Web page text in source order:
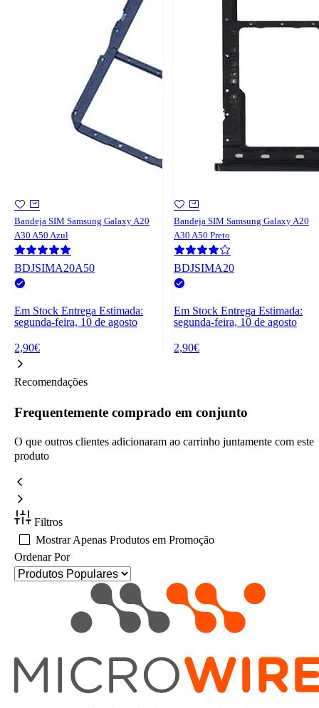
Bandeja SIM Samsung Galaxy A20
A30 A50 Azul
BDJSIMA20A50
Em Stock Entrega Estimada:
segunda-feira, 10 de agosto
2,90€
Bandeja SIM Samsung Galaxy A20
A30 A50 Preto
BDJSIMA20
Em Stock Entrega Estimada:
segunda-feira, 10 de agosto
2,90€
Recomendações
Frequentemente comprado em conjunto
O que outros clientes adicionaram ao carrinho juntamente com este
produto
Filtros
Mostrar Apenas Produtos em Promoção
Ordenar Por